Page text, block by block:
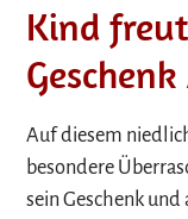
Kind
Auf diesem
besondere
sein Geschenk